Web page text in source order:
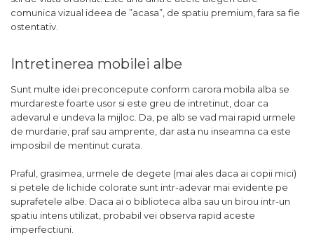
comunica vizual ideea de ”acasa”, de spatiu premium, fara sa fie
ostentativ.
Intretinerea mobilei albe
Sunt multe idei preconcepute conform carora mobila alba se
murdareste foarte usor si este greu de intretinut, doar ca
adevarul e undeva la mijloc. Da, pe alb se vad mai rapid urmele
de murdarie, praf sau amprente, dar asta nu inseamna ca este
imposibil de mentinut curata.
Praful, grasimea, urmele de degete (mai ales daca ai copii mici)
si petele de lichide colorate sunt intr-adevar mai evidente pe
suprafetele albe. Daca ai o biblioteca alba sau un birou intr-un
spatiu intens utilizat, probabil vei observa rapid aceste
imperfectiuni.